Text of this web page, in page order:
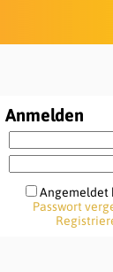
Anmelden
Angemeldet
Passwort